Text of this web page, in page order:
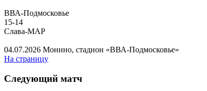
ВВА-Подмосковье
15-14
Слава-МАР
04.07.2026 Монино, стадион «ВВА-Подмосковье»
На страницу
Следующий матч